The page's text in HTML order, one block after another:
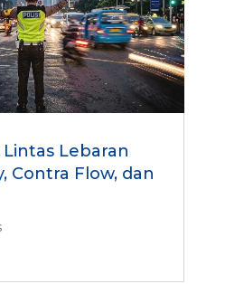
Lintas Lebaran
Contra Flow, dan